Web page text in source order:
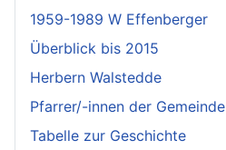
1959-1989 W Effenberger
Überblick bis 2015
Herbern Walstedde
Pfarrer/-innen der Gemeinde
Tabelle zur Geschichte